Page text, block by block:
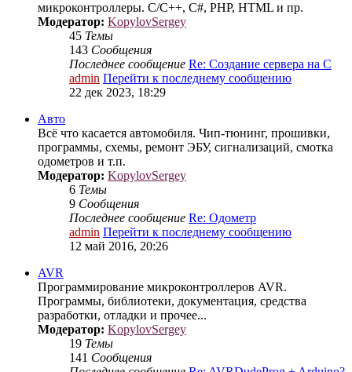
микроконтроллеры. C/C++, C#, PHP, HTML и пр.
Модератор: KopylovSergey
45 Темы
143 Сообщения
Последнее сообщение Re: Создание сервера на С
admin Перейти к последнему сообщению
22 дек 2023, 18:29
Авто
Всё что касается автомобиля. Чип-тюнинг, прошивки,
программы, схемы, ремонт ЭБУ, сигнализаций, смотка
одометров и т.п.
Модератор: KopylovSergey
6 Темы
9 Сообщения
Последнее сообщение Re: Одометр
admin Перейти к последнему сообщению
12 май 2016, 20:26
AVR
Программирование микроконтроллеров AVR.
Программы, библиотеки, документация, средства
разработки, отладки и прочее...
Модератор: KopylovSergey
19 Темы
141 Сообщения